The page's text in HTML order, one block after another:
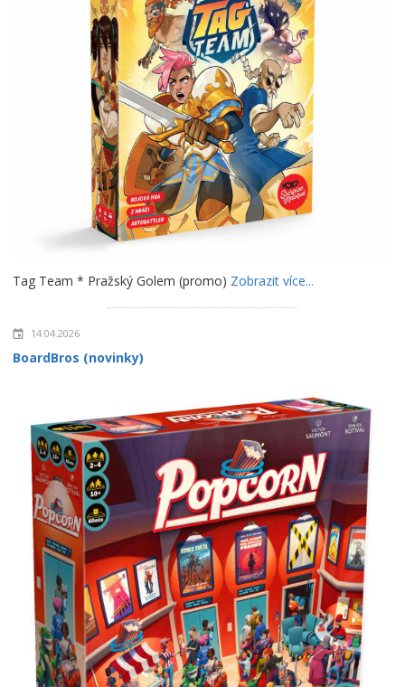
Tag Team * Pražský Golem (promo) Zobrazit více...
14.04.2026
BoardBros (novinky)